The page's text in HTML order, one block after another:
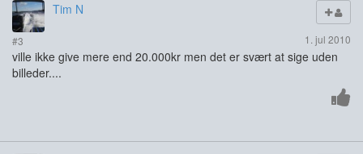
Tim N
#3 1. jul 2010
ville ikke give mere end 20.000kr men det er svært at sige uden
billeder....